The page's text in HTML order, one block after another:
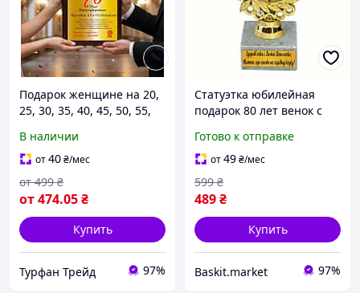
Подарок женщине на 20,
25, 30, 35, 40, 45, 50, 55,
95, 100 лет диплом на
юбилей
В наличии
от40₴/мес
от474.05₴
от 499 ₴
Купить
Турфан Трейд 97%
Статуэтка юбилейная
подарок 80 лет венок с
из камня уникальный
сувенир
Готово к отправке
от49₴/мес
489₴
599 ₴
Купить
Baskit.market 97%